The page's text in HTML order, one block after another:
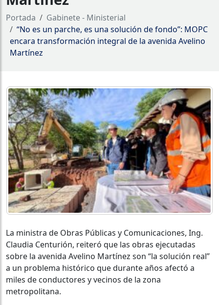
Portada
Gabinete - Ministerial
“No es un parche, es una solución de fondo”: MOPC
encara transformación integral de la avenida Avelino
Martínez
La ministra de Obras Públicas y Comunicaciones, Ing.
Claudia Centurión, reiteró que las obras ejecutadas
sobre la avenida Avelino Martínez son “la solución real”
a un problema histórico que durante años afectó a
miles de conductores y vecinos de la zona
metropolitana.